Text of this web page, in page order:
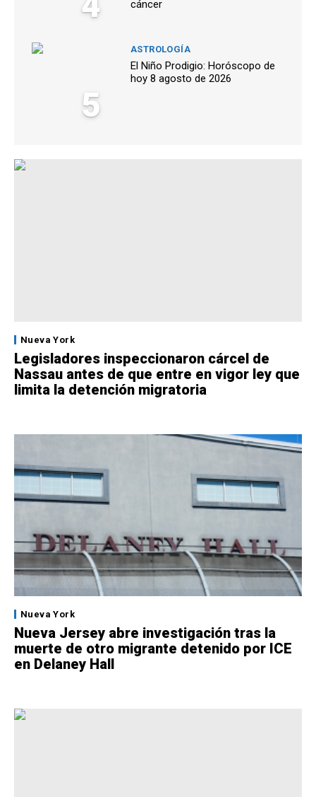
cáncer
5
ASTROLOGÍA
El Niño Prodigio: Horóscopo de
hoy 8 agosto de 2026
Nueva York
Legisladores inspeccionaron cárcel de
Nassau antes de que entre en vigor ley que
limita la detención migratoria
Nueva York
Nueva Jersey abre investigación tras la
muerte de otro migrante detenido por ICE
en Delaney Hall